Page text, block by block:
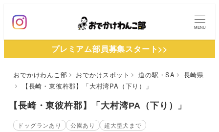
ン
MENU
プレミアム部員募集スタート>>
おでかけわんこ部 おでかけスポット 道の駅・SA
長崎県
【長崎・東彼杵郡】「大村湾PA（下り）」
【長崎・東彼杵郡】「大村湾PA（下り）」
ドッグランあり 公園あり 超大型犬まで